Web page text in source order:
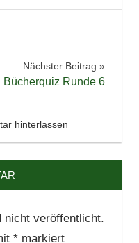
Nächster Beitrag
Bücherquiz Runde 6
hinterlassen
nicht veröffentlicht.
*markiert